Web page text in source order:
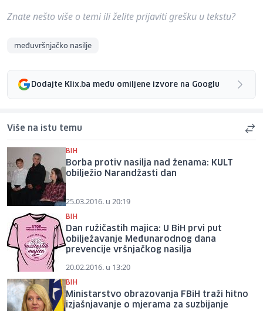
Znate nešto više o temi ili želite prijaviti grešku u tekstu?
međuvršnjačko nasilje
Dodajte Klix.ba među omiljene izvore na Googlu
Više na istu temu
BIH
Borba protiv nasilja nad ženama: KULT
obilježio Narandžasti dan
25.03.2016. u 20:19
BIH
Dan ružičastih majica: U BiH prvi put
obilježavanje Međunarodnog dana
prevencije vršnjačkog nasilja
20.02.2016. u 13:20
BIH
Ministarstvo obrazovanja FBiH traži hitno
izjašnjavanje o mjerama za suzbijanje